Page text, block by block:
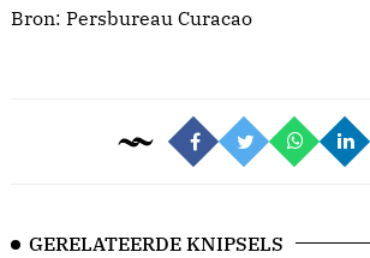
Bron: Persbureau Curacao
GERELATEERDE KNIPSELS